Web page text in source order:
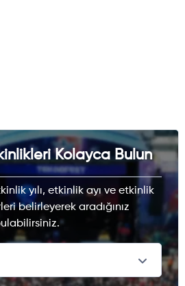
Kolayca Bulun
yılı, etkinlik ayı ve etkinlik
belirleyerek aradığınız